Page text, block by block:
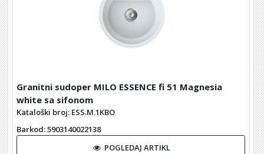
Granitni sudoper MILO ESSENCE fi 51 Magnesia
white sa sifonom
Kataloški broj: ESS.M.1KBO
Barkod: 5903140022138
POGLEDAJ ARTIKL